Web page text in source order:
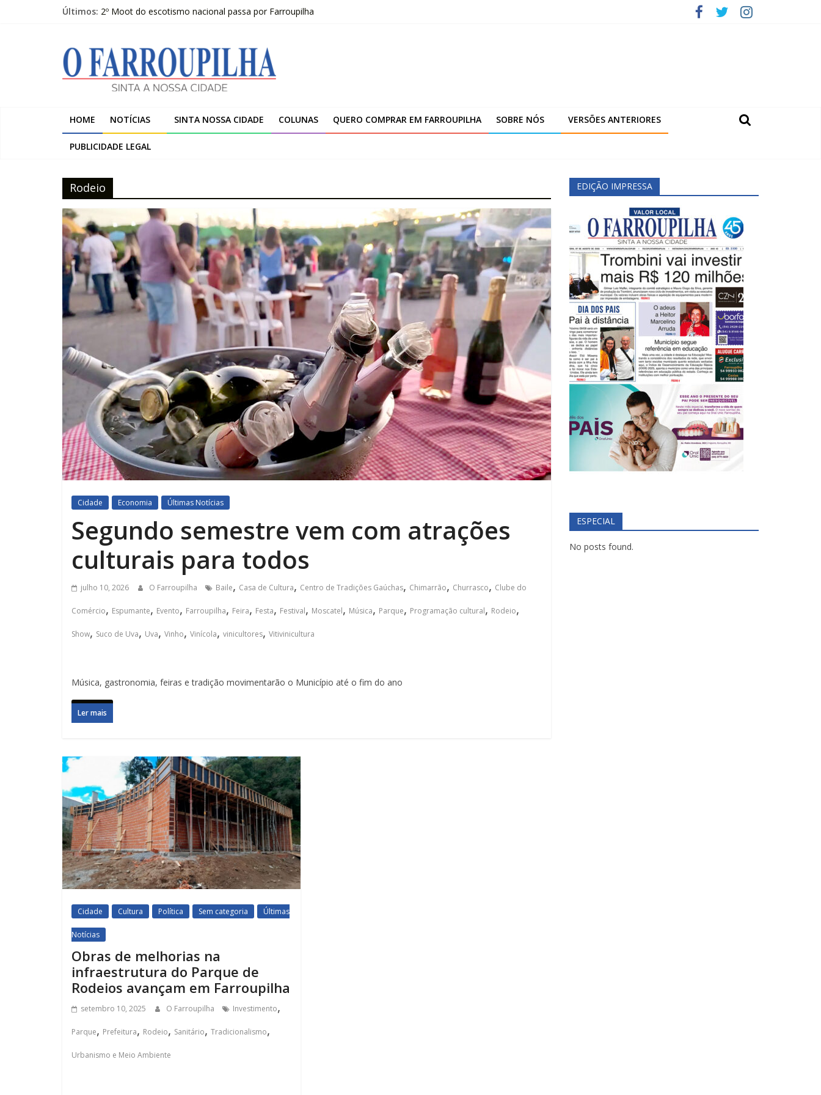
Últimos: 2º Moot do escotismo nacional passa por Farroupilha
Farroupilha recebe o 5º Festival de Inverno da Escola Pública de Música
Projeto do Moinhos de Vento ultrapassa 900 atendimentos a vítimas da enchente de 2024
O
Farroupilha
Cidade
HOME NOTÍCIAS SINTA NOSSA CIDADE COLUNAS QUERO COMPRAR EM FARROUPILHA SOBRE NÓS VERSÕES ANTERIORES
PUBLICIDADE LEGAL
Rodeio
Cidade Economia Últimas Notícias
Segundo semestre vem com atrações
culturais para todos
julho 10, 2026 O Farroupilha Baile, Casa de Cultura, Centro de Tradições Gaúchas, Chimarrão, Churrasco, Clube do
Comércio, Espumante, Evento, Farroupilha, Feira, Festa, Festival, Moscatel, Música, Parque, Programação cultural, Rodeio,
Show, Suco de Uva, Uva, Vinho, Vinícola, vinicultores, Vitivinicultura
Música, gastronomia, feiras e tradição movimentarão o Município até o fim do ano
Ler mais
Cidade Cultura Política Sem categoria Últimas
Notícias
Obras de melhorias na
infraestrutura do Parque de
Rodeios avançam em Farroupilha
setembro 10, 2025 O Farroupilha Investimento,
Parque, Prefeitura, Rodeio, Sanitário, Tradicionalismo,
Urbanismo e Meio Ambiente
EDIÇÃO IMPRESSA
ESPECIAL
No posts found.